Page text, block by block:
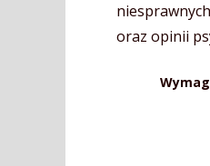
oraz opinii